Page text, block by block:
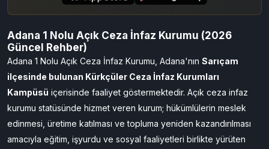
Adana 1 Nolu Açık Ceza İnfaz Kurumu (2026
Güncel Rehber)
Adana 1 Nolu Açık Ceza İnfaz Kurumu, Adana'nın Sarıçam
ilçesinde bulunan Kürkçüler Ceza İnfaz Kurumları
Kampüsü içerisinde faaliyet göstermektedir. Açık ceza infaz
kurumu statüsünde hizmet veren kurum; hükümlülerin meslek
edinmesi, üretime katılması ve topluma yeniden kazandırılması
amacıyla eğitim, işyurdu ve sosyal faaliyetleri birlikte yürüten